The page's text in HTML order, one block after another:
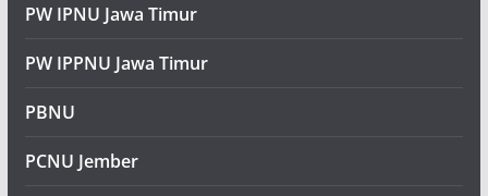
PW IPNU Jawa Timur
PW IPPNU Jawa Timur
PBNU
PCNU Jember